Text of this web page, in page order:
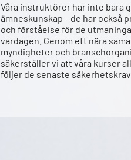
Våra instruktörer har inte bara
ämneskunskap – de har också
och förståelse för de
vardagen. Genom ett nära
myndigheter och
säkerställer vi att våra kurser
följer de senaste